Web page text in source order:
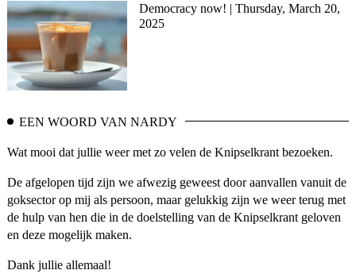
Democracy now! | Thursday, March 20,
2025
EEN WOORD VAN NARDY
Wat mooi dat jullie weer met zo velen de Knipselkrant bezoeken.
De afgelopen tijd zijn we afwezig geweest door aanvallen vanuit de
goksector op mij als persoon, maar gelukkig zijn we weer terug met
de hulp van hen die in de doelstelling van de Knipselkrant geloven
en deze mogelijk maken.
Dank jullie allemaal!